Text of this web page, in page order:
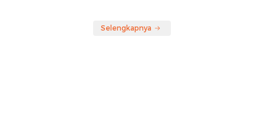
Selengkapnya